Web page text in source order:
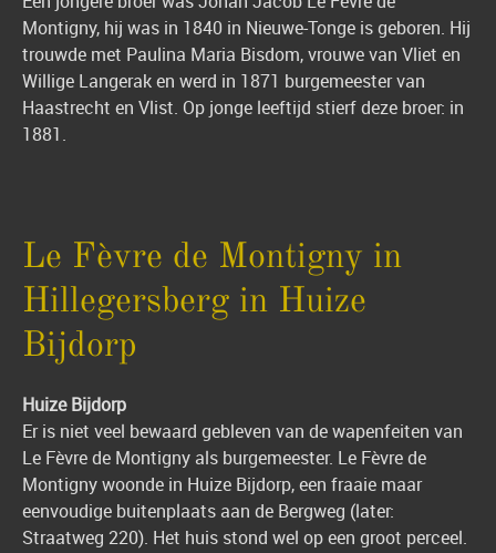
Montigny, hij was in 1840 in Nieuwe-Tonge is geboren. Hij
trouwde met Paulina Maria Bisdom, vrouwe van Vliet en
Willige Langerak en werd in 1871 burgemeester van
Haastrecht en Vlist. Op jonge leeftijd stierf deze broer: in
1881.
Le Fèvre de Montigny in
Hillegersberg in Huize
Bijdorp
Huize Bijdorp
Er is niet veel bewaard gebleven van de wapenfeiten van
Le Fèvre de Montigny als burgemeester. Le Fèvre de
Montigny woonde in Huize Bijdorp, een fraaie maar
eenvoudige buitenplaats aan de Bergweg (later:
Straatweg 220). Het huis stond wel op een groot perceel.